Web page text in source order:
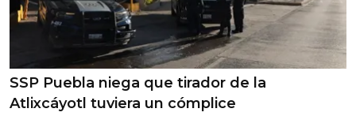
SSP Puebla niega que tirador de la
Atlixcáyotl tuviera un cómplice